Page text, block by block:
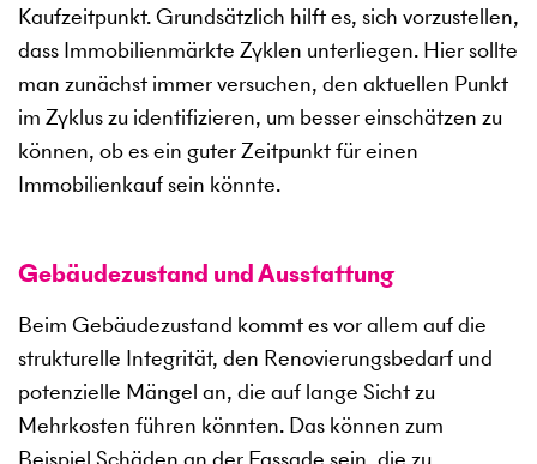
Kaufzeitpunkt. Grundsätzlich hilft es, sich vorzustellen,
dass Immobilienmärkte Zyklen unterliegen. Hier sollte
man zunächst immer versuchen, den aktuellen Punkt
im Zyklus zu identifizieren, um besser einschätzen zu
können, ob es ein guter Zeitpunkt für einen
Immobilienkauf sein könnte.
Gebäudezustand und Ausstattung
Beim Gebäudezustand kommt es vor allem auf die
strukturelle Integrität, den Renovierungsbedarf und
potenzielle Mängel an, die auf lange Sicht zu
Mehrkosten führen könnten. Das können zum